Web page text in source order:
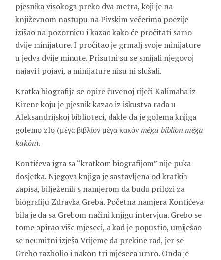
pjesnika visokoga preko dva metra, koji je na
književnom nastupu na Pivskim večerima poezije
izišao na pozornicu i kazao kako će pročitati samo
dvije minijature. I pročitao je grmalj svoje minijature
u jedva dvije minute. Prisutni su se smijali njegovoj
najavi i pojavi, a minijature nisu ni slušali.
Kratka biografija se opire čuvenoj riječiKalimahaiz
Kirene koju je pjesnik kazao iz iskustva rada u
Aleksandrijskoj biblioteci, dakle da je golema knjiga
golemo zlo (μέγα βιβλίον μέγα κακόνméga biblíon méga
kakón).
Kontićeva igra sa “kratkom biografijom” nije puka
dosjetka. Njegova knjiga je sastavljena od kratkih
zapisa, bilježenih s namjerom da budu prilozi za
biografiju Zdravka Greba. Početna namjera Kontićeva
bila je da sa Grebom načini knjigu intervjua. Grebo se
tome opirao više mjeseci, a kad je popustio, umiješao
se neumitni izješa Vrijeme da prekine rad, jer se
Grebo razbolio i nakon tri mjeseca umro. Onda je